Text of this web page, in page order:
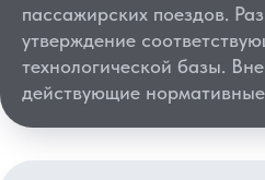
пассажирских поездов.
утверждение
технологической базы.
действующие